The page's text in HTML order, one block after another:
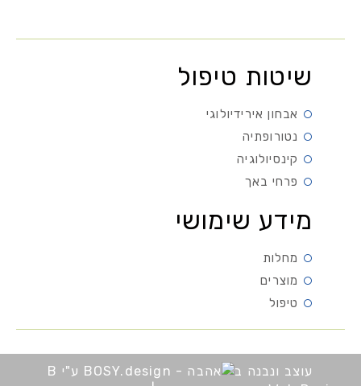
שיטות טיפול
אבחון אירידיולוגי
נטורופתיה
קינסיולוגיה
פרחי באך
מידע שימושי
מחלות
מוצרים
טיפול
עוצב ונבנה ב
ע"י B